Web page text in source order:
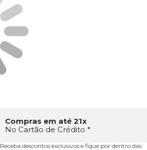
Compras em até 21x
No Cartão de Crédito *
Receba descontos exclusivos e fique por dentro das